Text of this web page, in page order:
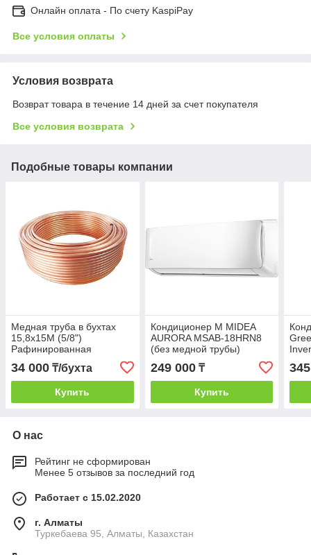
Онлайн оплата - По счету KaspiPay
Все условия оплаты
Условия возврата
Возврат товара в течение 14 дней за счет покупателя
Все условия возврата
Подобные товары компании
Медная труба в бухтах
15,8х15М (5/8")
Рафинированная
34 000 ₸/бухта
Купить
Кондиционер M MIDEA
AURORA MSAB-18HRN8
(без медной трубы)
249 000₸
Купить
О нас
Рейтинг не сформирован
Менее 5 отзывов за последний год
Работает с 15.02.2020
г. Алматы
Туркебаева 95, Алматы, Казахстан